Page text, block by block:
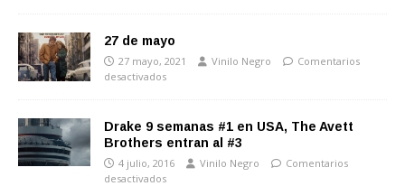
27 de mayo
27 mayo, 2021 Vinilo Negro
Comentarios
desactivados
Drake 9 semanas #1 en USA, The Avett
Brothers entran al #3
4 julio, 2016 Vinilo Negro
Comentarios
desactivados